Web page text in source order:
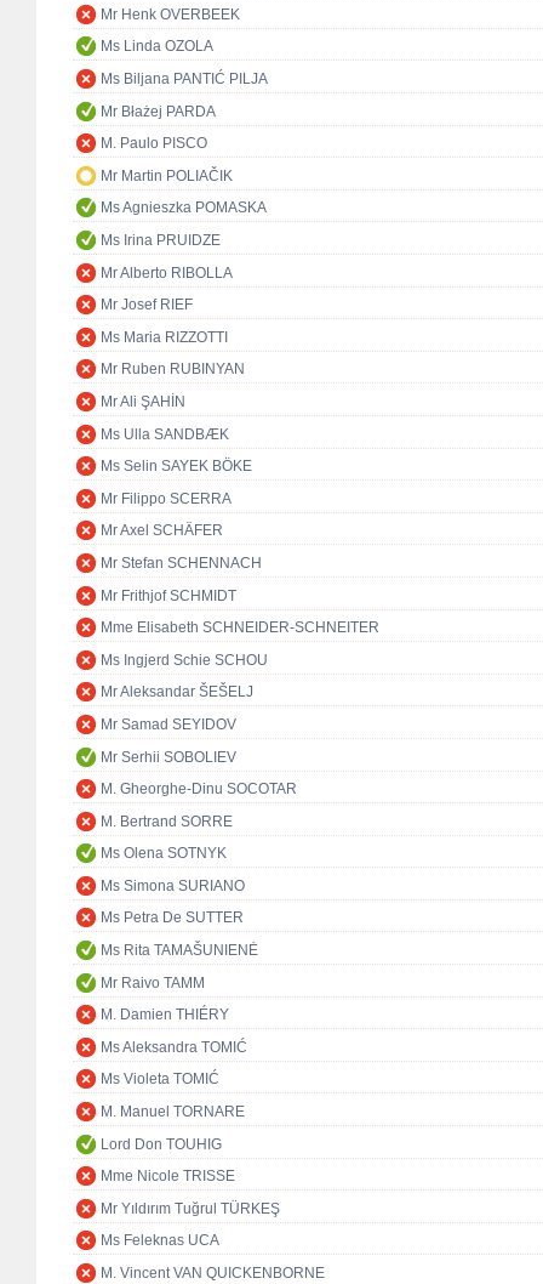
Mr Henk OVERBEEK
Ms Linda OZOLA
Ms Biljana PANTIĆ PILJA
Mr Błażej PARDA
M. Paulo PISCO
Mr Martin POLIAČIK
Ms Agnieszka POMASKA
Ms Irina PRUIDZE
Mr Alberto RIBOLLA
Mr Josef RIEF
Ms Maria RIZZOTTI
Mr Ruben RUBINYAN
Mr Ali ŞAHİN
Ms Ulla SANDBÆK
Ms Selin SAYEK BÖKE
Mr Filippo SCERRA
Mr Axel SCHÄFER
Mr Stefan SCHENNACH
Mr Frithjof SCHMIDT
Mme Elisabeth SCHNEIDER-SCHNEITER
Ms Ingjerd Schie SCHOU
Mr Aleksandar ŠEŠELJ
Mr Samad SEYIDOV
Mr Serhii SOBOLIEV
M. Gheorghe-Dinu SOCOTAR
M. Bertrand SORRE
Ms Olena SOTNYK
Ms Simona SURIANO
Ms Petra De SUTTER
Ms Rita TAMAŠUNIENĖ
Mr Raivo TAMM
M. Damien THIÉRY
Ms Aleksandra TOMIĆ
Ms Violeta TOMIĆ
M. Manuel TORNARE
Lord Don TOUHIG
Mme Nicole TRISSE
Mr Yıldırım Tuğrul TÜRKEŞ
Ms Feleknas UCA
M. Vincent VAN QUICKENBORNE